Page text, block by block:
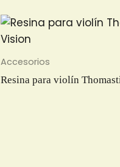
Accesorios
Resina para violín